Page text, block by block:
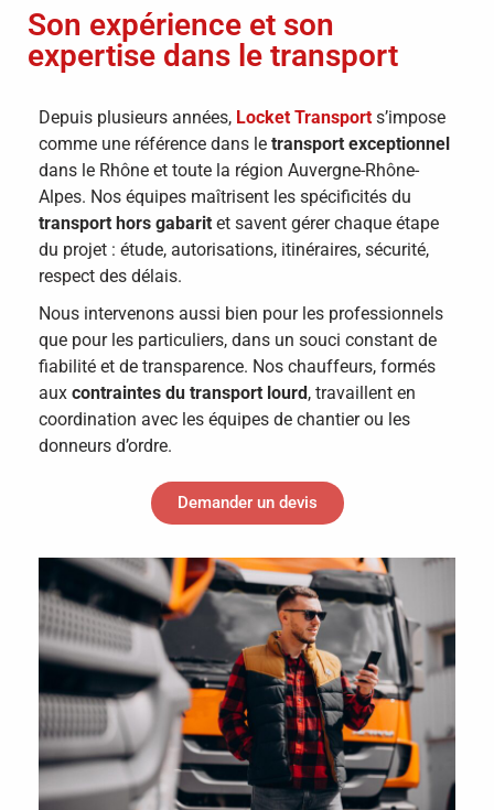
Son expérience et son
expertise dans le transport
Depuis plusieurs années, Locket Transport s’impose
comme une référence dans le transport exceptionnel
dans le Rhône et toute la région Auvergne-Rhône-
Alpes. Nos équipes maîtrisent les spécificités du
transport hors gabarit et savent gérer chaque étape
du projet : étude, autorisations, itinéraires, sécurité,
respect des délais.
Nous intervenons aussi bien pour les professionnels
que pour les particuliers, dans un souci constant de
fiabilité et de transparence. Nos chauffeurs, formés
aux contraintes du transport lourd, travaillent en
coordination avec les équipes de chantier ou les
donneurs d’ordre.
Demander un devis